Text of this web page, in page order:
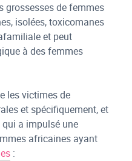
grossesses de femmes
isolées, toxicomanes
et peut
à des femmes
les victimes de
et spécifiquement, et
a impulsé une
africaines ayant
: